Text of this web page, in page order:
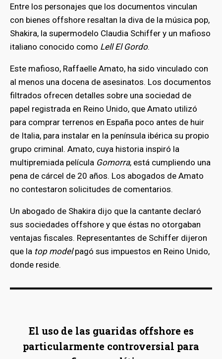
Entre los personajes que los documentos vinculan
con bienes offshore resaltan la diva de la música pop,
Shakira, la supermodelo Claudia Schiffer y un mafioso
italiano conocido como Lell El Gordo.
Este mafioso, Raffaelle Amato, ha sido vinculado con
al menos una docena de asesinatos. Los documentos
filtrados ofrecen detalles sobre una sociedad de
papel registrada en Reino Unido, que Amato utilizó
para comprar terrenos en España poco antes de huir
de Italia, para instalar en la península ibérica su propio
grupo criminal. Amato, cuya historia inspiró la
multipremiada película Gomorra, está cumpliendo una
pena de cárcel de 20 años. Los abogados de Amato
no contestaron solicitudes de comentarios.
Un abogado de Shakira dijo que la cantante declaró
sus sociedades offshore y que éstas no otorgaban
ventajas fiscales. Representantes de Schiffer dijeron
que la top modelpagó sus impuestos en Reino Unido,
donde reside.
El uso de las guaridas offshore es
particularmente controversial para